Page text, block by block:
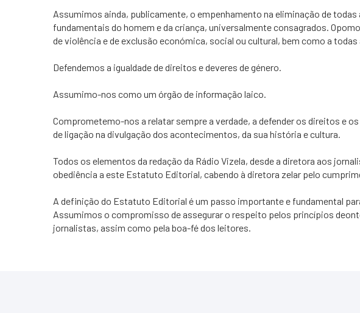
Assumimos ainda, publicamente, o empenhamento na eliminação de
fundamentais do homem e da criança, universalmente consagrados.
de violência e de exclusão económica, social ou cultural, bem como a
Defendemos a igualdade de direitos e deveres de género.
Assumimo-nos como um órgão de informação laico.
Comprometemo-nos a relatar sempre a verdade, a defender os direitos e
de ligação na divulgação dos acontecimentos, da sua história e cultura.
Todos os elementos da redação da Rádio Vizela, desde a diretora aos
obediência a este Estatuto Editorial, cabendo à diretora zelar pelo
A definição do Estatuto Editorial é um passo importante e fundamental
Assumimos o compromisso de assegurar o respeito pelos princípios
jornalistas, assim como pela boa-fé dos leitores.